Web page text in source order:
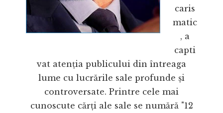
caris
matic
, a
capti
vat atenția publicului din întreaga
lume cu lucrările sale profunde și
controversate. Printre cele mai
cunoscute cărți ale sale se numără "12